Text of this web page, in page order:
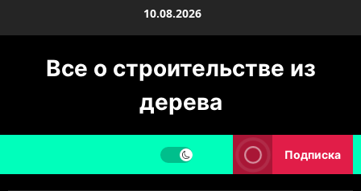
10.08.2026
Все о строительстве из
дерева
Подписка